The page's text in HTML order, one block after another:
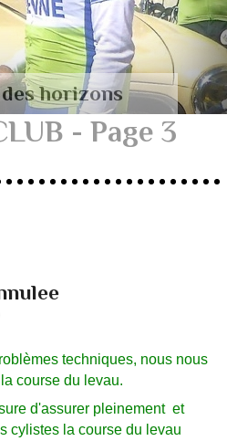
horizons
- Page 3
techniques, nous nous
course du levau.
d'assurer pleinement et
cylistes la course du levau